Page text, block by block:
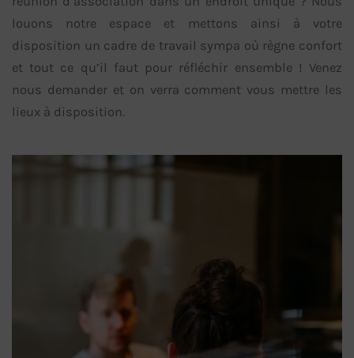
louons notre espace et mettons ainsi à votre
disposition un cadre de travail sympa où règne confort
et tout ce qu’il faut pour réfléchir ensemble ! Venez
nous demander et on verra comment vous mettre les
lieux à disposition.